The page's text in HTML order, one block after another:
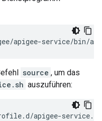
apigee-service/bin/
source , um das
auszuführen:
apigee-service.sh